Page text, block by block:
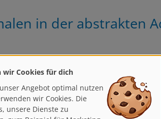
in der abstrakten
eignet sich perfekt, um die
wir Cookies für dich
Angebot optimal nutzen
wir Cookies. Die
unsere Dienste zu